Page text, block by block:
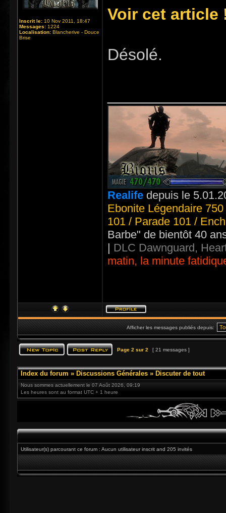
Inscrit le: 10 Nov 2011, 18:47
Messages: 1224
Localisation: Blancherive - Douce
Brise
Voir cet article
Désolé.
Realife depuis le
Ebonite Légendaire
101 / Parade 101 /
Barbe" de bientôt 40
| DLC Dawnguard,
matin, la minute
Afficher les messages publiés depuis:
Page 2 sur 2 [ 21 messages ]
Index du forum » Discussions Générales » Discuter de tout
Nous sommes actuellement le 07 Août 2026, 09:19
Les heures sont au format UTC + 1 heure
Utilisateur(s) parcourant ce forum : Aucun utilisateur inscrit and 205 invités